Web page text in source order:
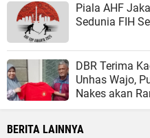
Piala AHF
Sedunia FIH
DBR Terima
Unhas Wajo,
Nakes akan
BERITA LAINNYA